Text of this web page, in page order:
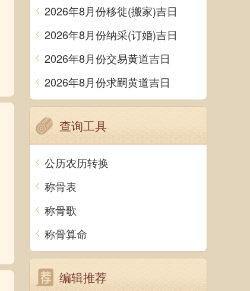
2026年8月份移徙(搬家)吉日
2026年8月份纳采(订婚)吉日
2026年8月份交易黄道吉日
2026年8月份求嗣黄道吉日
查询工具
公历农历转换
称骨表
称骨歌
称骨算命
编辑推荐